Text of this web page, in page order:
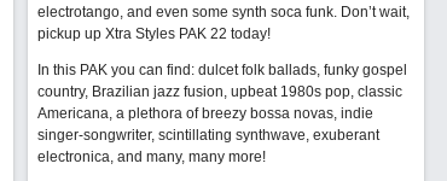
electrotango, and even some synth soca funk. Don’t wait,
pickup up Xtra Styles PAK 22 today!
In this PAK you can find: dulcet folk ballads, funky gospel
country, Brazilian jazz fusion, upbeat 1980s pop, classic
Americana, a plethora of breezy bossa novas, indie
singer-songwriter, scintillating synthwave, exuberant
electronica, and many, many more!